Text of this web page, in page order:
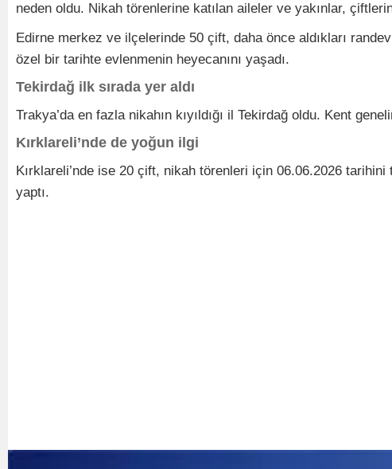
neden oldu. Nikah törenlerine katılan aileler ve yakınlar,
Edirne merkez ve ilçelerinde 50 çift, daha önce aldıkları
özel bir tarihte evlenmenin heyecanını yaşadı.
Tekirdağ ilk sırada yer aldı
Trakya’da en fazla nikahın kıyıldığı il Tekirdağ oldu. Kent
Kırklareli’nde de yoğun ilgi
Kırklareli’nde ise 20 çift, nikah törenleri için 06.06.2026
yaptı.